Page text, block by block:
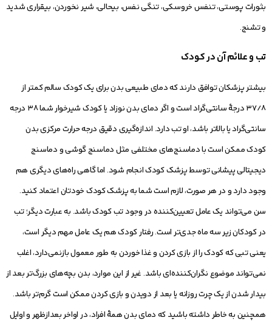
بثورات پوستی، تنفس خروسکی، تنگی نفس، بی‏حالی، شیر نخوردن، بی‏قراری شدید
و تشنج.
تب و علائم آن در کودک
بیشتر پزشکان توافق دارند که دمای طبیعی بدن برای یک کودک سالم کمتر از
۳۷/۸ درجۀ سانتی‌گراد است و اگر دمای بدن نوزاد یا کودک شیرخوار شما ۳۸ درجه
سانتی‌گراد یا بالاتر باشد، او تب دارد. اندازه‌گیری دقیق درجه‌ حرارت مرکزی بدن
کودک ممکن است با دماسنج‌های مختلفی مثل دماسنج گوشی و دماسنج
دیجیتالی پیشانی توسط پزشک کودک انجام شود. اما گاهی راه‌های دیگری هم
وجود دارد و در هر صورت، لازم است شما به پزشک کودک خودتان اعتماد کنید.
سن می‌تواند یک عامل تعیین‌کننده در وجود تب کودک باشد. به عبارت دیگر؛ تب
در کودکان زیر سه ماه جدی‌تر است. رفتار کودک هم یک عامل مهم دیگر است،
یعنی تبی که کودک را از بازی کردن و غذا خوردن به طور معمول بازنمی‌دارد، اغلب
نمی‌تواند موضوع نگران‌کننده‌ای باشد. غیر از این موارد، بدن بچه‌های بزرگ‌تر بعد از
بیدار شدن از یک چرت روزانه یا بعد از دویدن و بازی کردن ممکن است گرم‌تر باشد.
همچنین به خاطر داشته باشید که دمای بدن همۀ افراد، در اواخر بعدازظهر و اوایل